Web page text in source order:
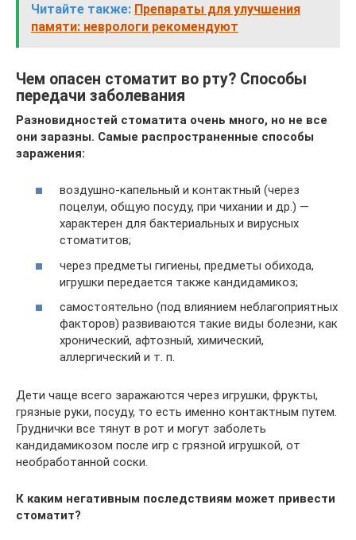
Читайте также: Препараты для улучшения
памяти: неврологи рекомендуют
Чем опасен стоматит во рту? Способы
передачи заболевания
Разновидностей стоматита очень много, но не все
они заразны. Самые распространенные способы
заражения:
воздушно-капельный и контактный (через
поцелуи, общую посуду, при чихании и др.) —
характерен для бактериальных и вирусных
стоматитов;
через предметы гигиены, предметы обихода,
игрушки передается также кандидамикоз;
самостоятельно (под влиянием неблагоприятных
факторов) развиваются такие виды болезни, как
хронический, афтозный, химический,
аллергический и т. п.
Дети чаще всего заражаются через игрушки, фрукты,
грязные руки, посуду, то есть именно контактным путем.
Груднички все тянут в рот и могут заболеть
кандидамикозом после игр с грязной игрушкой, от
необработанной соски.
К каким негативным последствиям может привести
стоматит?